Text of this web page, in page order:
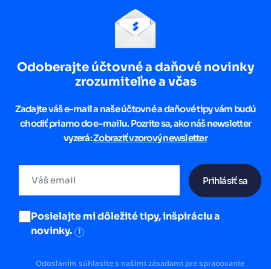
Odoberajte účtovné a daňové novinky
zrozumiteľne a včas
Zadajte váš e-mail a naše účtovné a daňové tipy vám budú
chodiť priamo do e-mailu. Pozrite sa, ako náš newsletter
vyzerá:Zobraziť vzorový newsletter
Prihlásiť sa
Posielajte mi dôležité tipy, inšpiráciu a
novinky.
i
Odoslaním súhlasíte s našimi zásadami pre spracovanie